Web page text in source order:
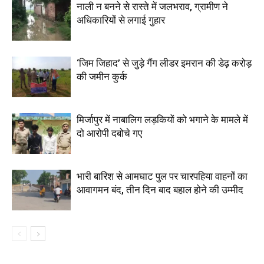
नाली न बनने से रास्ते में जलभराव, ग्रामीण ने
अधिकारियों से लगाई गुहार
‘जिम जिहाद’ से जुड़े गैंग लीडर इमरान की डेढ़ करोड़
की जमीन कुर्क
मिर्जापुर में नाबालिग लड़कियों को भगाने के मामले में
दो आरोपी दबोचे गए
भारी बारिश से आमघाट पुल पर चारपहिया वाहनों का
आवागमन बंद, तीन दिन बाद बहाल होने की उम्मीद